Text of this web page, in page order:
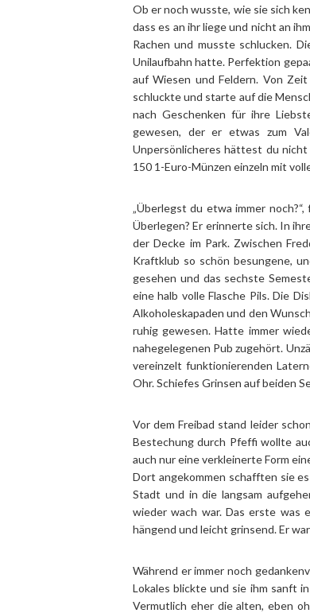
Ob er noch wusste, wie sie sich
dass es an ihr liege und nicht an
Rachen und musste schlucken.
Unilaufbahn hatte. Perfektion
auf Wiesen und Feldern. Von
schluckte und starte auf die
nach Geschenken für ihre
gewesen, der er etwas zum
Unpersönlicheres hättest du
150 1-Euro-Münzen einzeln mit
„Überlegst du etwa immer
Überlegen? Er erinnerte sich. In
der Decke im Park. Zwischen
Kraftklub so schön besungene,
gesehen und das sechste
eine halb volle Flasche Pils. Die
Alkoholeskapaden und den
ruhig gewesen. Hatte immer
nahegelegenen Pub zugehört.
vereinzelt funktionierenden
Ohr. Schiefes Grinsen auf beiden
Vor dem Freibad stand leider
Bestechung durch Pfeffi wollte
auch nur eine verkleinerte Form
Dort angekommen schafften sie
Stadt und in die langsam
wieder wach war. Das erste was
hängend und leicht grinsend. Er
Während er immer noch
Lokales blickte und sie ihm sanft
Vermutlich eher die alten, eben